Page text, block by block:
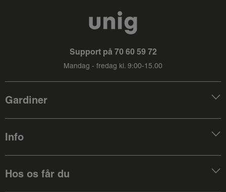
Support på 70 60 59 72
Mandag - fredag kl. 9:00-15.00
Gardiner
Info
Hos os får du